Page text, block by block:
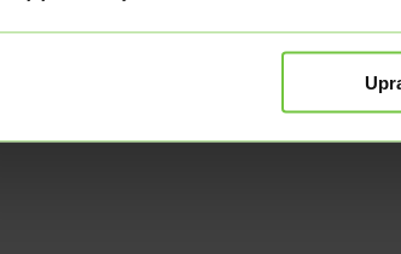
domácího Indexu cen výrobců (PPI) ukázal dle